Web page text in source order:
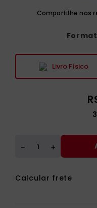
Livro Físico
3
＋
－